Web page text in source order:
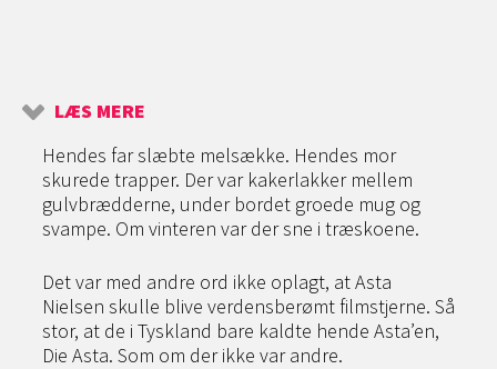
LÆS MERE
Hendes far slæbte melsække. Hendes mor
skurede trapper. Der var kakerlakker mellem
gulvbrædderne, under bordet groede mug og
svampe. Om vinteren var der sne i træskoene.
Det var med andre ord ikke oplagt, at Asta
Nielsen skulle blive verdensberømt filmstjerne. Så
stor, at de i Tyskland bare kaldte hende Asta’en,
Die Asta. Som om der ikke var andre.